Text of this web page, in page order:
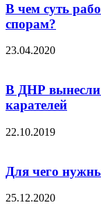
В чем суть
спорам?
23.04.2020
В ДНР вынесли
карателей
22.10.2019
Для чего
25.12.2020